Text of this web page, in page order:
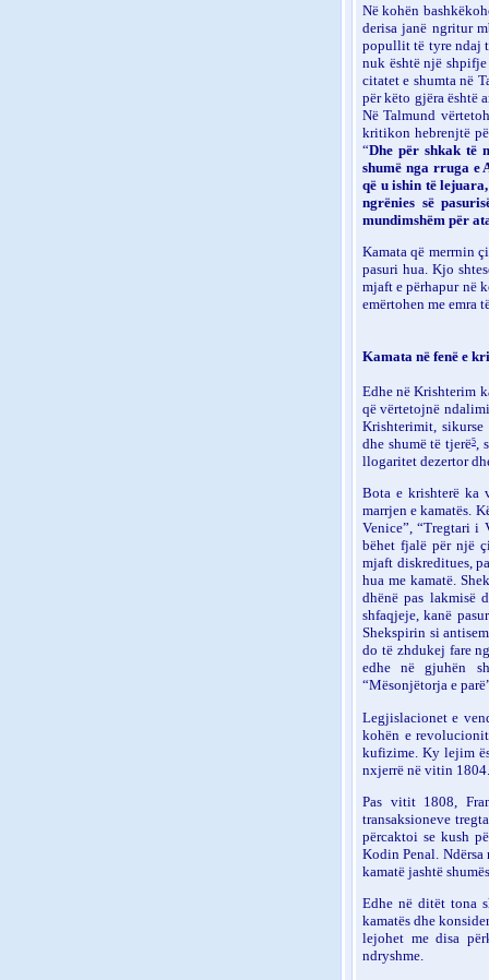
Në kohën
derisa janë ngritur
popullit të tyre ndaj
nuk është një
citatet e shumta në
për këto gjëra është
Në Talmund
kritikon hebrenjtë
“Dhe për shkak të
shumë nga rruga e
që u ishin të
ngrënies së
mundimshëm për
Kamata që merrnin
pasuri hua. Kjo
mjaft e përhapur në
emërtohen me emra
Kamata në fenë e
Edhe në Krishterim
që vërtetojnë
Krishterimit,
dhe shumë të tjerë5,
llogaritet dezertor
Bota e krishterë ka
marrjen e kamatës.
Venice”, “Tregtari i
bëhet fjalë për një
mjaft diskreditues,
hua me kamatë.
dhënë pas lakmisë
shfaqjeje, kanë
Shekspirin si
do të zhdukej fare
edhe në gjuhën
“Mësonjëtorja e
Legjislacionet e
kohën e
kufizime. Ky lejim
nxjerrë në vitin 1804.
Pas vitit 1808,
transaksioneve
përcaktoi se kush
Kodin Penal.
kamatë jashtë
Edhe në ditët tona
kamatës dhe
lejohet me disa
ndryshme.